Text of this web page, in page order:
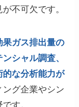
不可欠です。
ガス排出量の
シャル調査、
的な分析能力が
グ企業やシン
す。